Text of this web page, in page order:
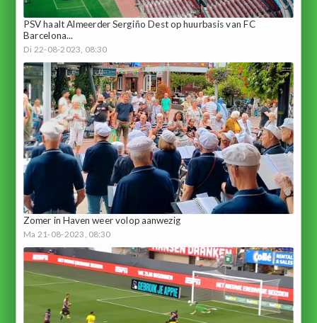
PSV haalt Almeerder Sergiño Dest op huurbasis van FC
Barcelona...
Di 22-08-2023, 08:30
Zomer in Haven weer volop aanwezig
Ma 21-08-2023, 08:30